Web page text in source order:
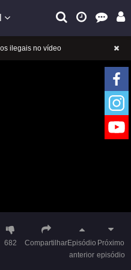
682 CompartilharEpisódio
anterior
Próximo
episódio